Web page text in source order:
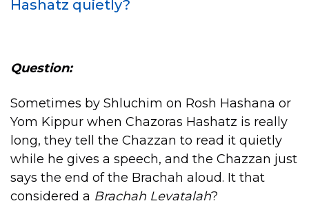
Hashatz quietly?
Question:
Sometimes by Shluchim on Rosh Hashana or
Yom Kippur when Chazoras Hashatz is really
long, they tell the Chazzan to read it quietly
while he gives a speech, and the Chazzan just
says the end of the Brachah aloud. It that
considered a Brachah Levatalah?